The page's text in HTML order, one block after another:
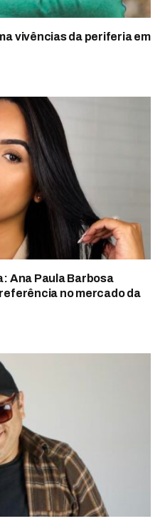
vivências da periferia em
Ana Paula Barbosa
no mercado da